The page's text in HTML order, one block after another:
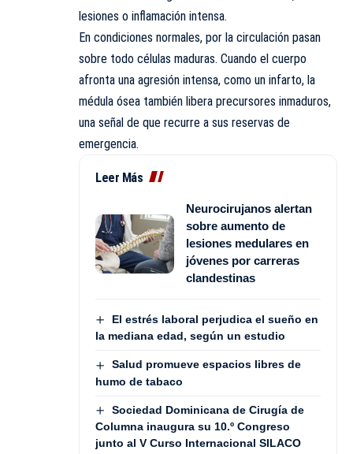
lesiones o inflamación intensa.
En condiciones normales, por la circulación pasan
sobre todo células maduras. Cuando el cuerpo
afronta una agresión intensa, como un infarto, la
médula ósea también libera precursores inmaduros,
una señal de que recurre a sus reservas de
emergencia.
Leer Más
Neurocirujanos alertan
sobre aumento de
lesiones medulares en
jóvenes por carreras
clandestinas
El estrés laboral perjudica el sueño en
la mediana edad, según un estudio
Salud promueve espacios libres de
humo de tabaco
Sociedad Dominicana de Cirugía de
Columna inaugura su 10.º Congreso
junto al V Curso Internacional SILACO